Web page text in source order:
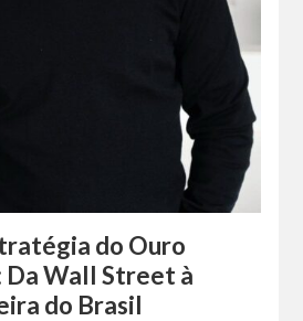
do Ouro
Wall Street à
do Brasil